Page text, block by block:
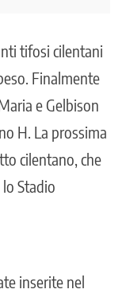
tifosi cilentani
Finalmente
eGelbison
H. La prossima
cilentano, che
Stadio
inserite nel